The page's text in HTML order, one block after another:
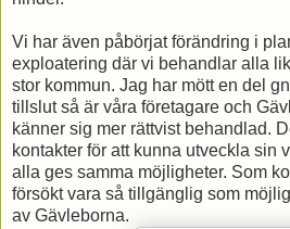
Vi har även påbörjat förändring i
exploatering där vi behandlar alla
stor kommun. Jag har mött en del
tillslut så är våra företagare och
känner sig mer rättvist behandlad.
kontakter för att kunna utveckla sin
alla ges samma möjligheter. Som
försökt vara så tillgänglig som
av Gävleborna.